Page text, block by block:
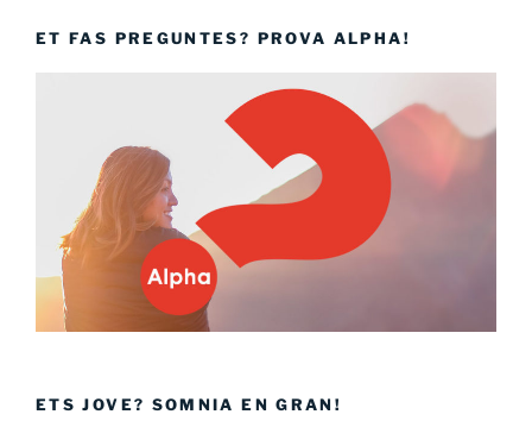
ET FAS PREGUNTES? PROVA ALPHA!
ETS JOVE? SOMNIA EN GRAN!